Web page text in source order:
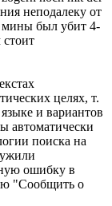
неподалеку от
мины был убит 4-
целях, т.
и вариантов
автоматически
поиска на
ошибку в
"Сообщить о